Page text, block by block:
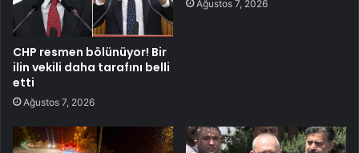
CHP resmen bölünüyor! Bir
ilin vekili daha tarafını belli
etti
Ağustos 7, 2026
Ağustos 7, 2026